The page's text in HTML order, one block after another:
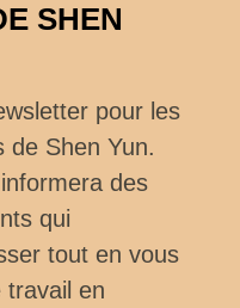
SHEN
pour les
de Shen Yun.
des
qui
tout en vous
travail en